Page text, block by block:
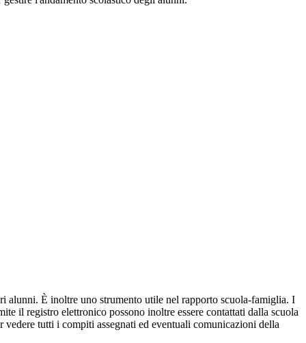
alunni. È inoltre uno strumento utile nel rapporto scuola-famiglia. I
il registro elettronico possono inoltre essere contattati dalla scuola
tutti i compiti assegnati ed eventuali comunicazioni della